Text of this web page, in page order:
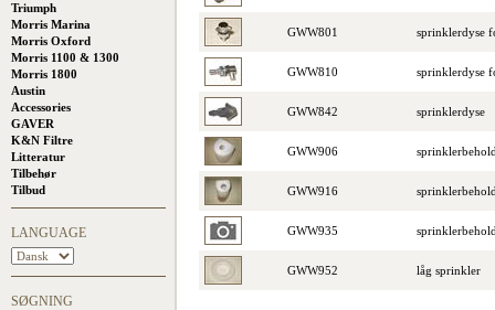
Triumph
Morris Marina
Morris Oxford
Morris 1100 & 1300
Morris 1800
Austin
Accessories
GAVER
K&N Filtre
Litteratur
Tilbehør
Tilbud
LANGUAGE
SØGNING
GWW801 sprinklerdyse
GWW810 sprinklerdyse
GWW842 sprinklerdyse
GWW906
GWW916
GWW935
GWW952 låg sprinkler